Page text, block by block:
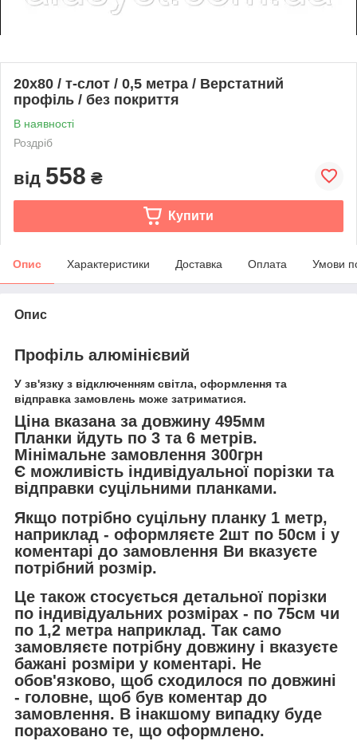
20х80 / т-слот / 0,5 метра / Верстатний
профіль / без покриття
В наявності
Роздріб
від 558 ₴
Купити
Опис Характеристики Доставка Оплата Умови
Опис
Профіль алюмінієвий
У зв'язку з відключенням світла, оформлення та
відправка замовлень може затриматися.
Ціна вказана за довжину 495мм
Планки йдуть по 3 та 6 метрів.
Мінімальне замовлення 300грн
Є можливість індивідуальної порізки та
відправки суцільними планками.
Якщо потрібно суцільну планку 1 метр,
наприклад - оформляєте 2шт по 50см і у
коментарі до замовлення Ви вказуєте
потрібний розмір.
Це також стосується детальної порізки
по індивідуальних розмірах - по 75см чи
по 1,2 метра наприклад. Так само
замовляєте потрібну довжину і вказуєте
бажані розміри у коментарі. Не
обов'язково, щоб сходилося по довжині
- головне, щоб був коментар до
замовлення. В інакшому випадку буде
пораховано те, що оформлено.